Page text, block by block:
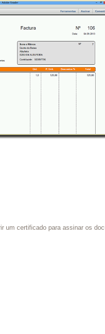
um certificado para assinar os